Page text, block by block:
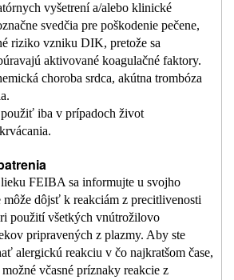
vyšetrení a/alebo klinické
svedčia pre poškodenie pečene,
riziko vzniku DIK, pretože sa
aktivované koagulačné faktory.
choroba srdca, akútna trombóza
iba v prípadoch život
FEIBA sa informujte u svojho
môže dôjsť k reakciám z precitlivenosti
použití všetkých vnútrožilovo
pripravených z plazmy. Aby ste
alergickú reakciu v čo najkratšom čase,
včasné príznaky reakcie z